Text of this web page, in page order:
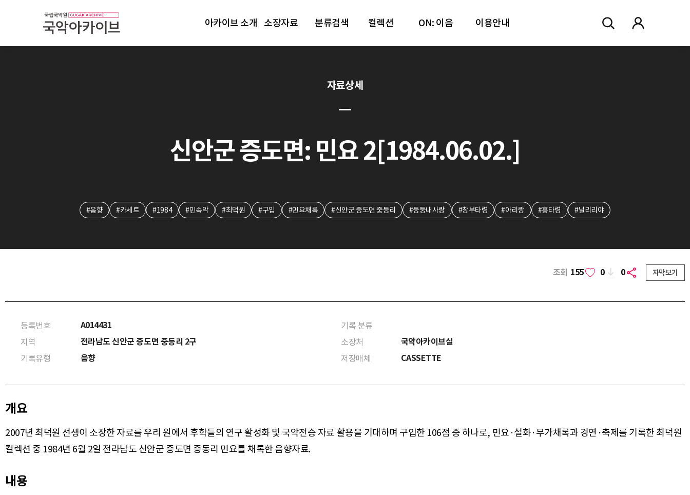
아카이브 소개 소장자료 분류검색 컬렉션 ON: 이음 이용안내
자료상세
신안군 증도면: 민요 2[1984.06.02.]
#음향 #카세트 #1984 #민속악 #최덕원 #구입 #민요채록 #신안군 증도면 중등리 #둥둥내사랑 #창부타령 #아리랑 #흥타령 #닐리리야
조회 155 0 0 자막보기
등록번호 A014431
기록 분류
지역
전라남도 신안군 증도면 중등리 2구 소장처 국악아카이브실
기록유형 음향 저장매체 CASSETTE
개요
2007년 최덕원 선생이 소장한 자료를 우리 원에서 후학들의 연구 활성화 및 국악전승 자료 활용을 기대하며 구입한 106점 중 하나로, 민요·설화·무가채록과 경연·축제를 기록한 최덕원
컬렉션 중 1984년 6월 2일 전라남도 신안군 증도면 증동리 민요를 채록한 음향자료.
내용